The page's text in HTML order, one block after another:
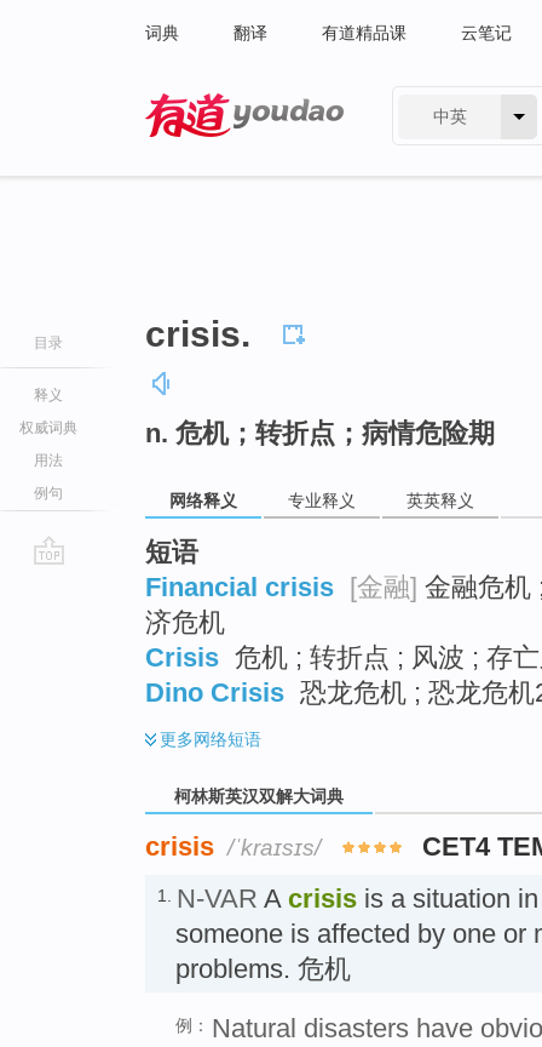
词典 翻译 有道精品课 云笔记
中英
目录
释义
权威词典
用法
例句
crisis.
n. 危机；转折点；病情危险期
网络释义 专业释义 英英释义
短语
Financial crisis [金融] 金融危
济危机
Crisis 危机 ; 转折点 ; 风波 ; 存
Dino Crisis 恐龙危机 ; 恐龙危
更多网络短语
柯林斯英汉双解大词典
crisis /ˈkraɪsɪs/ CET4
1. N-VAR A crisis is a situation
someone is affected by one or
problems. 危机
例： Natural disasters have